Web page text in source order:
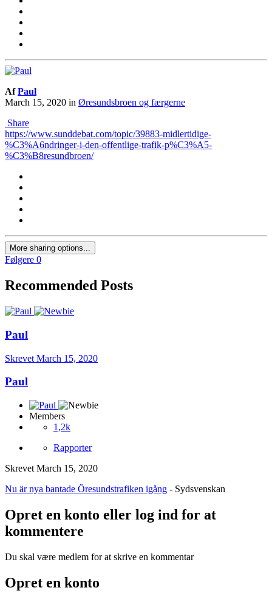
AfPaul
March 15, 2020 in Øresundsbroen og færgerne
Share
https://www.sunddebat.com/topic/39883-midlertidige-
%C3%A6ndringer-i-den-offentlige-trafik-p%C3%A5-
%C3%B8resundbroen/
More sharing options...
Følgere 0
Recommended Posts
Paul
Skrevet March 15, 2020
Paul
Members
1,2k
Rapporter
Skrevet March 15, 2020
Nu är nya bantade Öresundstrafiken igång - Sydsvenskan
Opret en konto eller log ind for at
kommentere
Du skal være medlem for at skrive en kommentar
Opret en konto